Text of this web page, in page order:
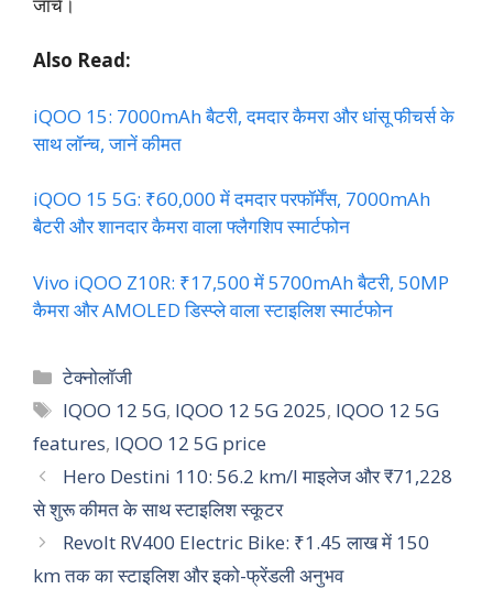
Also Read:
iQOO 15: 7000mAh बैटरी, दमदार कैमरा और धांसू फीचर्स के
साथ लॉन्च, जानें कीमत
iQOO 15 5G: ₹60,000 में दमदार परफॉर्मेंस, 7000mAh
बैटरी और शानदार कैमरा वाला फ्लैगशिप स्मार्टफोन
Vivo iQOO Z10R: ₹17,500 में 5700mAh बैटरी, 50MP
कैमरा और AMOLED डिस्प्ले वाला स्टाइलिश स्मार्टफोन
Categories
टेक्नोलॉजी
Tags
IQOO 12 5G, IQOO 12 5G 2025, IQOO 12 5G
features, IQOO 12 5G price
Hero Destini 110: 56.2 km/l माइलेज और ₹71,228
से शुरू कीमत के साथ स्टाइलिश स्कूटर
Revolt RV400 Electric Bike: ₹1.45 लाख में 150
km तक का स्टाइलिश और इको-फ्रेंडली अनुभव